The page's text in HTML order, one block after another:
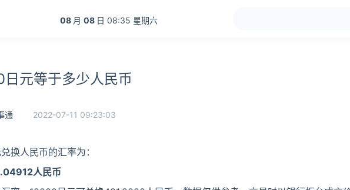
08 月 08 日 08:35 星期六
元等于多少人民币
通 2022-07-11 09:23:03
换人民币的汇率为：
人民币